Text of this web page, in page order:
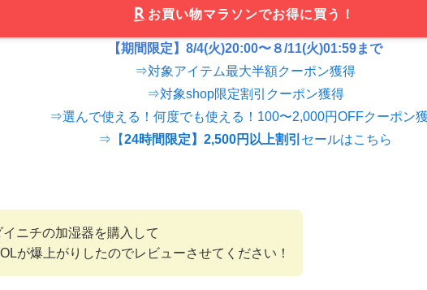
お買い物マラソンでお得に買う！
【期間限定】8/4(火)20:00〜８/11(火)01:59まで
⇒対象アイテム最大半額クーポン獲得
⇒対象shop限定割引クーポン獲得
⇒選んで使える！何度でも使える！100〜2,000円OFFクーポン
⇒【24時間限定】2,500円以上割引 セールはこちら
イニチの加湿器を購入して
が爆上がりしたのでレビューさせてください！